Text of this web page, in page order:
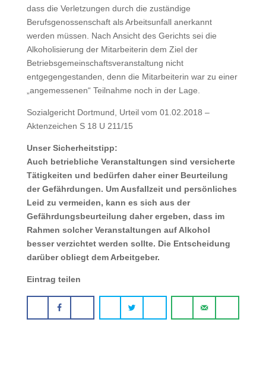
dass die Verletzungen durch die zuständige
Berufsgenossenschaft als Arbeitsunfall anerkannt
werden müssen. Nach Ansicht des Gerichts sei die
Alkoholisierung der Mitarbeiterin dem Ziel der
Betriebsgemeinschaftsveranstaltung nicht
entgegengestanden, denn die Mitarbeiterin war zu einer
„angemessenen“ Teilnahme noch in der Lage.
Sozialgericht Dortmund, Urteil vom 01.02.2018 –
Aktenzeichen S 18 U 211/15
Unser Sicherheitstipp:
Auch betriebliche Veranstaltungen sind versicherte
Tätigkeiten und bedürfen daher einer Beurteilung
der Gefährdungen. Um Ausfallzeit und persönliches
Leid zu vermeiden, kann es sich aus der
Gefährdungsbeurteilung daher ergeben, dass im
Rahmen solcher Veranstaltungen auf Alkohol
besser verzichtet werden sollte. Die Entscheidung
darüber obliegt dem Arbeitgeber.
Eintrag teilen